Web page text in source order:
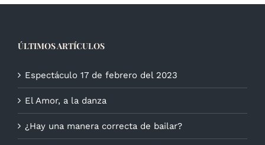
ÚLTIMOS ARTÍCULOS
Espectáculo 17 de febrero del 2023
El Amor, a la danza
¿Hay una manera correcta de bailar?